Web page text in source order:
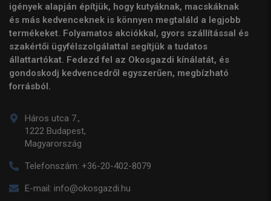
igények alapján építjük, hogy kutyáknak, macskáknak
és más kedvenceknek is könnyen megtaláld a legjobb
termékeket. Folyamatos akciókkal, gyors szállítással és
szakértői ügyfélszolgálattal segítjük a tudatos
állattartókat. Fedezd fel az Okosgazdi kínálatát, és
gondoskodj kedvencedről egyszerűen, megbízható
forrásból.
Háros utca 7.,
1222 Budapest,
Magyarország
Telefonszám: +36-20-402-8079
E-mail: info@okosgazdi.hu